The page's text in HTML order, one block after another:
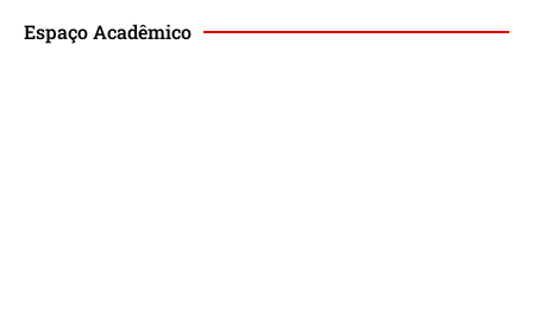
Espaço Acadêmico